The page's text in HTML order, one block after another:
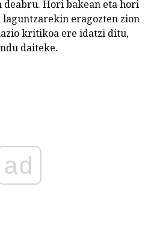
deabru. Hori bakean eta hori
eragozten zion
kritikoa ere idatzi ditu,
daiteke.
ad